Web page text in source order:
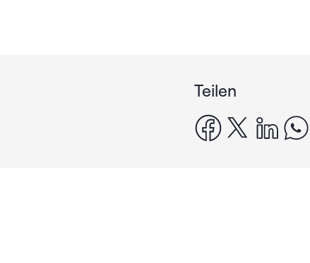
Teilen
facebook
x